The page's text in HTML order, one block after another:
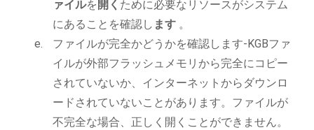
ァイルを 開く ために必要なリソースがシステム
にあることを確認し ます 。
ファイルが完全かどうかを確認します-KGBファ
イルが外部フラッシュメモリから完全にコピー
されていないか、インターネットからダウンロ
ードされていないことがあります。ファイルが
不完全な場合、正しく開くことができません。